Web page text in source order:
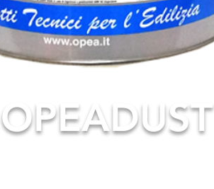
OPEADUST